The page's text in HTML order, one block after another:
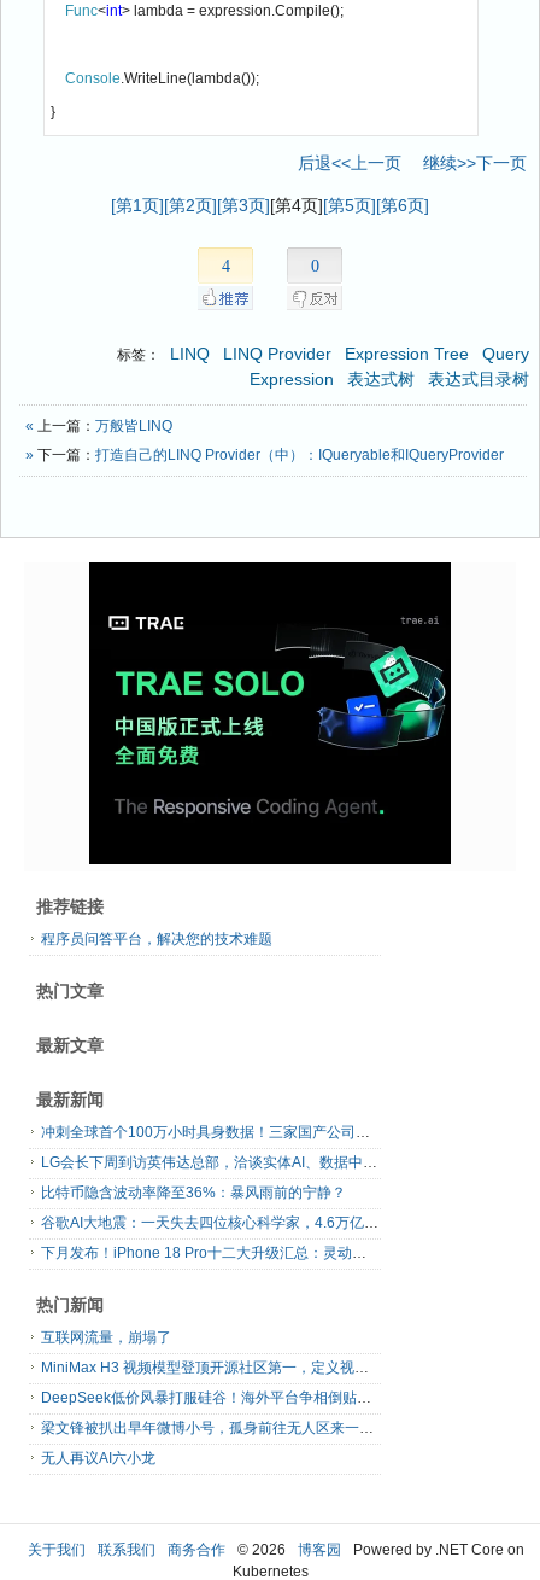
Func<int> lambda = expression.Compile();
Console.WriteLine(lambda());
}
后退<<上一页 继续>>下一页
[第1页][第2页][第3页][第4页][第5页][第6页]
4 0
标签： LINQ LINQ Provider Expression Tree
Query
Expression
表达式树 表达式目录树
« 上一篇： 万般皆LINQ
» 下一篇： 打造自己的LINQ Provider（中）：IQueryable和IQueryProvider
推荐链接
程序员问答平台，解决您的技术难题
热门文章
最新文章
最新新闻
冲刺全球首个100万小时具身数据！三家国产公司，联手了
LG会长下周到访英伟达总部，洽谈实体AI、数据中心、自动驾驶合作
比特币隐含波动率降至36%：暴风雨前的宁静？
谷歌AI大地震：一天失去四位核心科学家，4.6万亿美元巨头的重构之路
下月发布！iPhone 18 Pro十二大升级汇总：灵动岛首次缩小、首次2nm芯片
热门新闻
互联网流量，崩塌了
MiniMax H3 视频模型登顶开源社区第一，定义视频模型领域“斩杀线”
DeepSeek低价风暴打服硅谷！海外平台争相倒贴V4 Flash
梁文锋被扒出早年微博小号，孤身前往无人区来一场相当 deep 的 seek 旅行
无人再议AI六小龙
关于我们 联系我们 商务合作 © 2026 博客园
Powered by .NET Core on
Kubernetes